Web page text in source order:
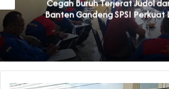
Cegah Buruh Terjerat Judol
Banten Gandeng SPSI Perkuat